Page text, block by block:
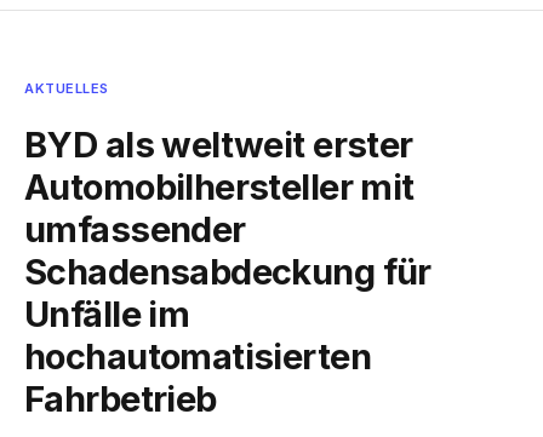
AKTUELLES
BYD als weltweit erster
Automobilhersteller mit
umfassender
Schadensabdeckung für
Unfälle im
hochautomatisierten
Fahrbetrieb